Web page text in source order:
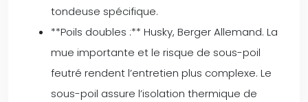
tondeuse spécifique.
**Poils doubles :** Husky, Berger Allemand. La
mue importante et le risque de sous-poil
feutré rendent l’entretien plus complexe. Le
sous-poil assure l’isolation thermique de